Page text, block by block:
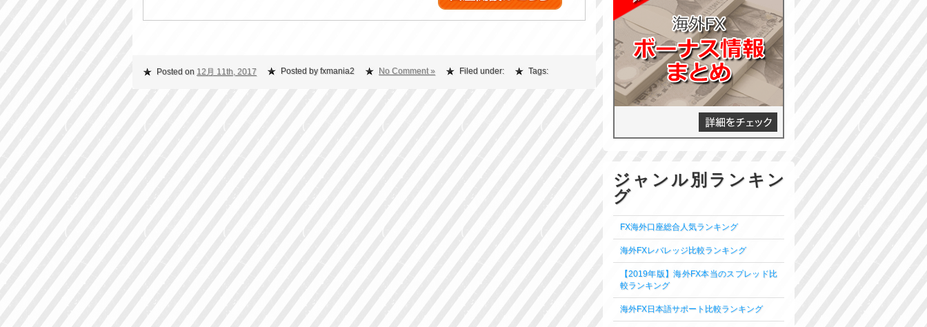
Posted on 12月 11th, 2017 Posted by fxmania2 No Comment » Filed under: Tags:
ジャンル別ランキン
グ
FX海外口座総合人気ランキング
海外FXレバレッジ比較ランキング
【2019年版】海外FX本当のスプレッド比
較ランキング
海外FX日本語サポート比較ランキング